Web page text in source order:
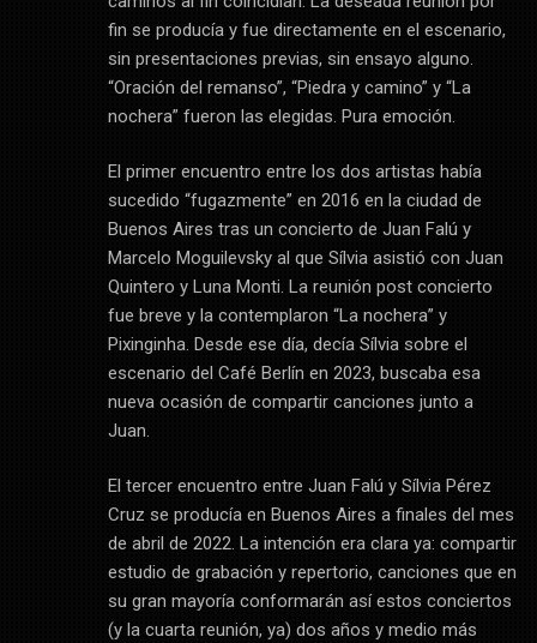
fin se producía y fue directamente en el escenario,
sin presentaciones previas, sin ensayo alguno.
“Oración del remanso”, “Piedra y camino” y “La
nochera” fueron las elegidas. Pura emoción.
El primer encuentro entre los dos artistas había
sucedido “fugazmente” en 2016 en la ciudad de
Buenos Aires tras un concierto de Juan Falú y
Marcelo Moguilevsky al que Sílvia asistió con Juan
Quintero y Luna Monti. La reunión post concierto
fue breve y la contemplaron “La nochera” y
Pixinginha. Desde ese día, decía Sílvia sobre el
escenario del Café Berlín en 2023, buscaba esa
nueva ocasión de compartir canciones junto a
Juan.
El tercer encuentro entre Juan Falú y Sílvia Pérez
Cruz se producía en Buenos Aires a finales del mes
de abril de 2022. La intención era clara ya: compartir
estudio de grabación y repertorio, canciones que en
su gran mayoría conformarán así estos conciertos
(y la cuarta reunión, ya) dos años y medio más